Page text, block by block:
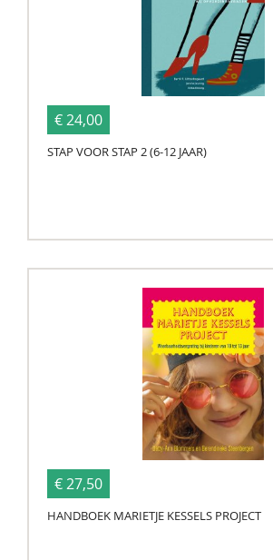
€ 24,00
STAP VOOR STAP 2 (6-12 JAAR)
€ 27,50
HANDBOEK MARIETJE KESSELS PROJECT